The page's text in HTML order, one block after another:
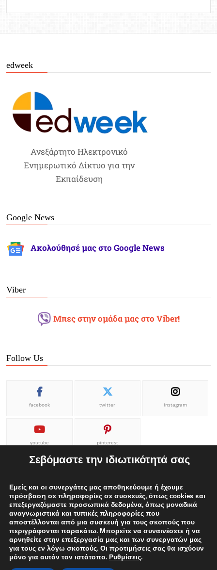
edweek
Ανεξάρτητο Ηλεκτρονικό
Ενημερωτικό Δίκτυο για την
Εκπαίδευση
Google News
Ακολούθησέ μας στο Google News
Viber
Μπες στην ομάδα μας στο Viber!
Follow Us
facebook twitter instagram
youtube pinterest
ΕΠΙΚΟΙΝΩΝΙΑ ΟΡΟΙ ΧΡΗΣΗΣ
Η ΟΜΑΔΑ ΜΑΣ
ΔΙΑΦΗΜΙΣΕΙΣ
Proudly powered by WordPress|Theme: edweek.gr
Σεβόμαστε την ιδιωτικότητά σας
Εμείς και οι συνεργάτες μας αποθηκεύουμε ή έχουμε
πρόσβαση σε πληροφορίες σε συσκευές, όπως cookies και
επεξεργαζόμαστε προσωπικά δεδομένα, όπως μοναδικά
αναγνωριστικά και τυπικές πληροφορίες που
αποστέλλονται από μια συσκευή για τους σκοπούς που
περιγράφονται παρακάτω. Μπορείτε να συναινέσετε ή να
αρνηθείτε στην επεξεργασία μας και των συνεργατών μας
για τους εν λόγω σκοπούς. Οι προτιμήσεις σας θα ισχύουν
μόνο για αυτόν τον ιστότοπο. Ρυθμίσεις.